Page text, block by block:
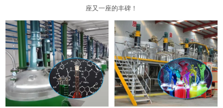
座又一座的丰碑！